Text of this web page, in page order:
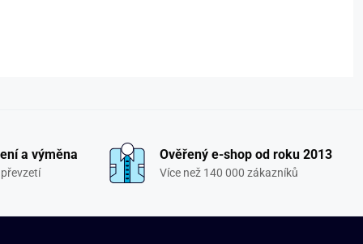
a výměna Ověřený e-shop od roku 2013
Více než 140 000 zákazníků